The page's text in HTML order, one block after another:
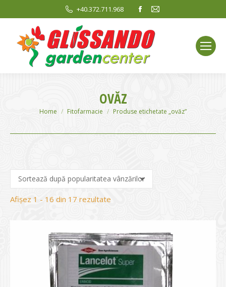
+40.372.711.968
Facebook
opens
in
new
window
Mail
window
OVĂZ
You are here:
Home Fitofarmacie Produse etichetate „ovăz”
Afișez 1 - 16 din 17 rezultate
medie